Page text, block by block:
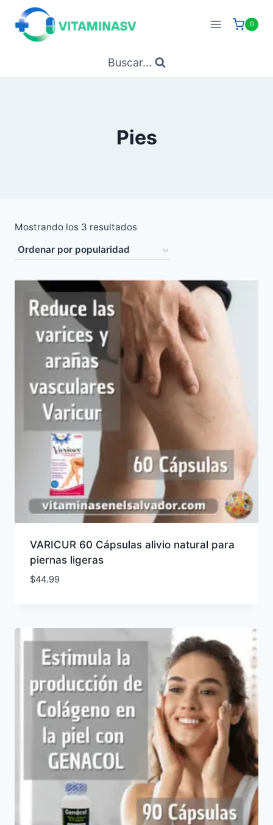
Saltar
contenido
0
Buscar...
Pies
Mostrando los 3 resultadosOrdenado
popularidad
VARICUR 60 Cápsulas alivio natural para
piernas ligeras
$44.99